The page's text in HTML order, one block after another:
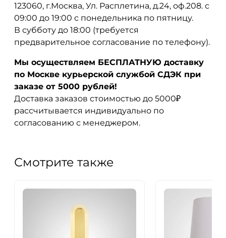
123060, г.Москва, Ул. Расплетина, д.24, оф.208. с
09:00 до 19:00 с понедельника по пятницу.
В субботу до 18:00 (требуется
предварительное согласование по телефону).
Мы осуществляем БЕСПЛАТНУЮ доставку
по Москве курьерской службой СДЭК при
заказе от 5000 рублей!
Доставка заказов стоимостью до 5000₽
рассчитывается индивидуально по
согласованию с менеджером.
Смотрите также